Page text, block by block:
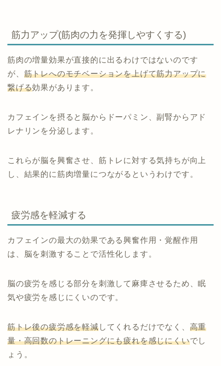
筋力アップ(筋肉の力を発揮しやすくする)
筋肉の増量効果が直接的に出るわけではないのです
が、 筋トレへのモチベーションを上げて筋力アップに
繋げる効果があります。
カフェインを摂ると脳からドーパミン、副腎からアド
レナリンを分泌します。
これらが脳を興奮させ、筋トレに対する気持ちが向上
し、結果的に筋肉増量につながるというわけです。
疲労感を軽減する
カフェインの最大の効果である興奮作用・覚醒作用
は、脳を刺激することで活性化します。
脳の疲労を感じる部分を刺激して麻痺させるため、眠
気や疲労を感じにくいのです。
筋トレ後の疲労感を軽減してくれるだけでなく、 高重
量・高回数のトレーニングにも疲れを感じにくいでし
ょう。